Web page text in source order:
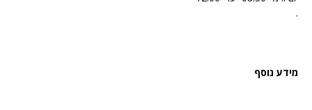
.
מידע נוסף